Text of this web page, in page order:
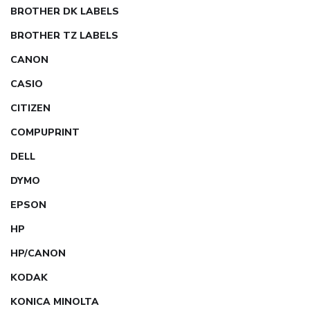
BROTHER DK LABELS
BROTHER TZ LABELS
CANON
CASIO
CITIZEN
COMPUPRINT
DELL
DYMO
EPSON
HP
HP/CANON
KODAK
KONICA MINOLTA